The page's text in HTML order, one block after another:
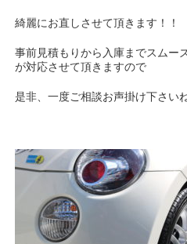
綺麗にお直しさせて頂きます！！
事前見積もりから入庫までスムー
が対応させて頂きますので
是非、一度ご相談お声掛け下さい